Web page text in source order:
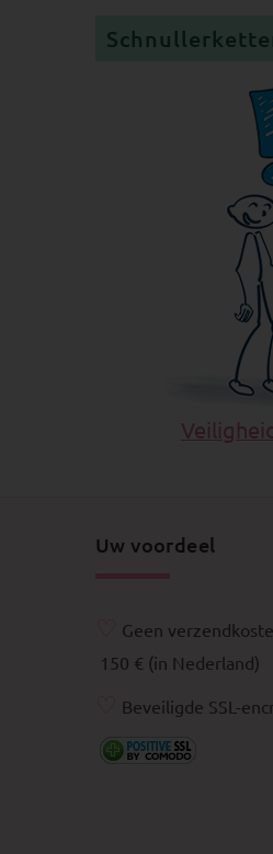
Uw voordeel
Geen
150 € (in Nederland)
Beveiligde SSL-